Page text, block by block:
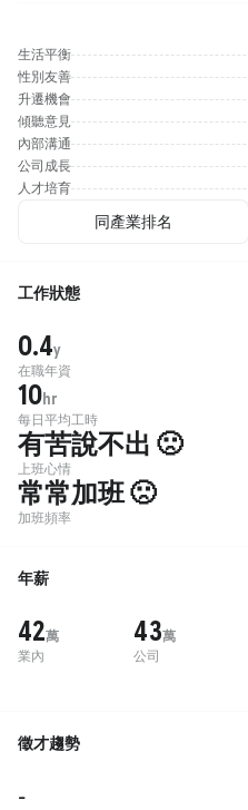
生活平衡
性別友善
升遷機會
傾聽意見
內部溝通
公司成長
人才培育
同產業排名
工作狀態
0.4y
在職年資
10hr
每日平均工時
有苦說不出 🙁
上班心情
常常加班 🙁
加班頻率
年薪
42萬
業內
43萬
公司
徵才趨勢
-